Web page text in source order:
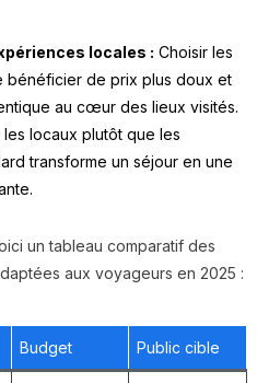
locales : Choisir les
bénéficier de prix plus doux et
au cœur des lieux visités.
locaux plutôt que les
transforme un séjour en une
un tableau comparatif des
aux voyageurs en 2025 :
Budget Public cible